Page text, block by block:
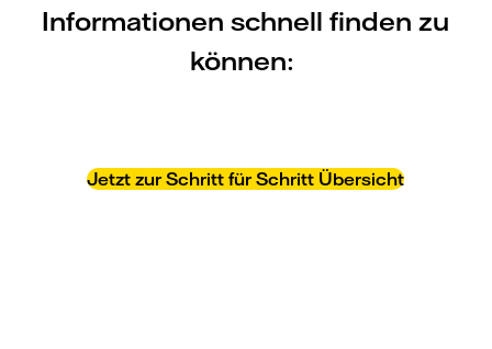
Informationen schnell finden zu
können:
Jetzt zur Schritt für Schritt Übersicht